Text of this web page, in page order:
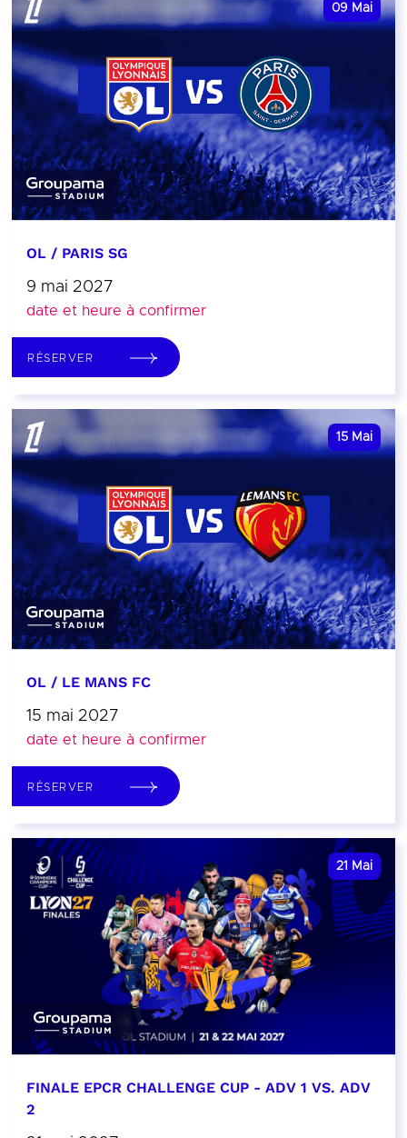
09 Mai
OL / PARIS SG
9 mai 2027
date et heure à confirmer
RÉSERVER
15 Mai
OL / LE MANS FC
15 mai 2027
date et heure à confirmer
RÉSERVER
21 Mai
FINALE EPCR CHALLENGE CUP - ADV 1 VS. ADV
2